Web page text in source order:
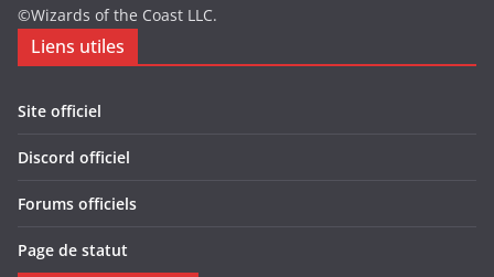
©Wizards of the Coast LLC.
Liens utiles
Site officiel
Discord officiel
Forums officiels
Page de statut